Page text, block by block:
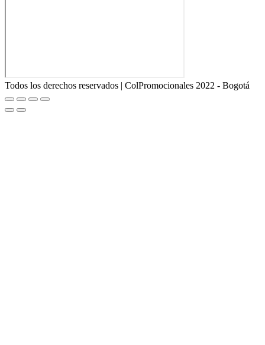
Todos los derechos reservados | ColPromocionales 2022 - Bogotá